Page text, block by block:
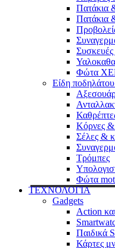
Πατάκια
Πατάκια
Συσκευές
Φώτα
Είδη
Κόρνες &
Σέλες &
Τρόμπες
Φώτα
ΤΕΧΝΟΛΟΓΙΑ
Gadgets
Action
Παιδικά
Κάρτες